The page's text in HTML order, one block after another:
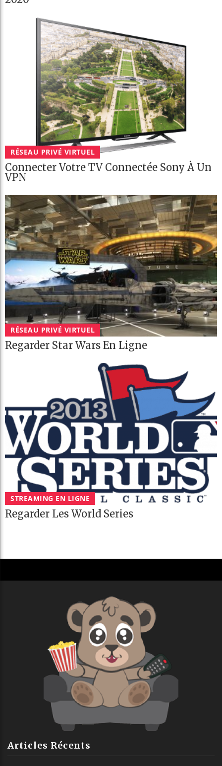
RÉSEAU PRIVÉ VIRTUEL
Connecter Votre TV Connectée Sony À Un
VPN
RÉSEAU PRIVÉ VIRTUEL
Regarder Star Wars En Ligne
STREAMING EN LIGNE
Regarder Les World Series
Articles Récents